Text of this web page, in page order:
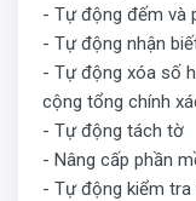
- Tự động đếm và
- Tự động nhận
- Tự động xóa số
cộng tổng chính
- Tự động tách tờ
- Nâng cấp phần
- Tự động kiểm tra